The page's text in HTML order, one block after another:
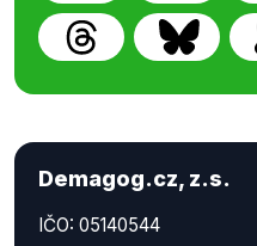
Demagog.cz, z.s.
IČO: 05140544